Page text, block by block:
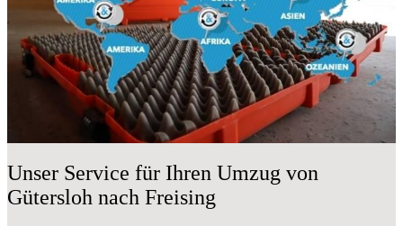
Unser Service für Ihren Umzug von
Gütersloh nach Freising